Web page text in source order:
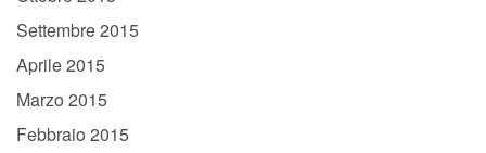
Settembre 2015
Aprile 2015
Marzo 2015
Febbraio 2015